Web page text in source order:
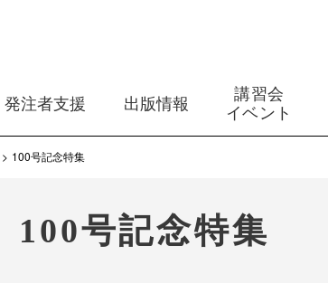
発注者支援 出版情報
講習会
イベント
100号記念特集
100号記念特集